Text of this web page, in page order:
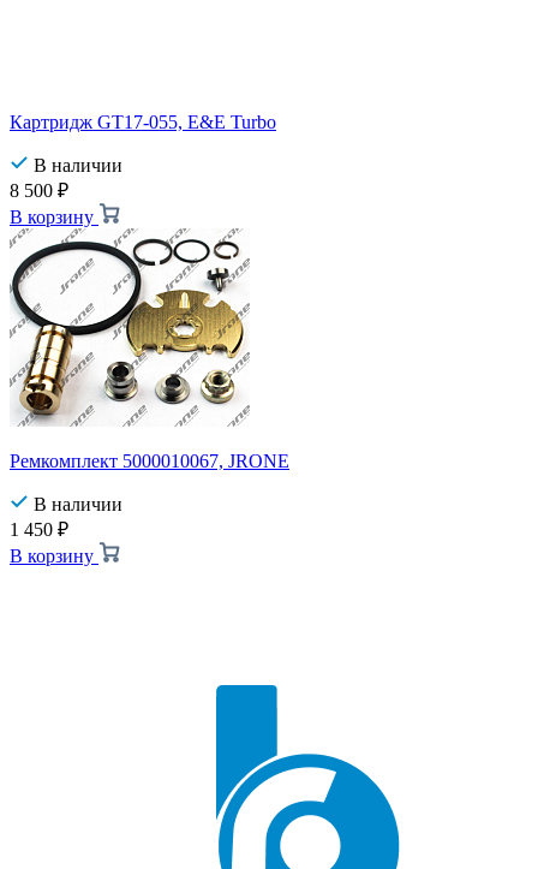
Картридж GT17-055, E&E Turbo
В наличии
8 500 ₽
В корзину
Ремкомплект 5000010067, JRONE
В наличии
1 450 ₽
В корзину